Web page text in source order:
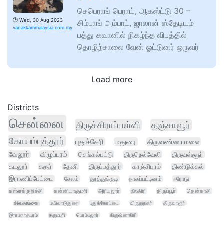
🕑 Wed, 30 Aug 2023
vanakkammalaysia.com.my
செபெராங் பெராய், ஆகஸ்ட்டு 30 –
சிம்பாங் அம்பாட், ஜாலான் ஸ்தேடியம்
பத்து கவானில் நிகழ்ந்த விபத்தில்
தொழிற்சாலை வேன் ஓட்டுனர் ஒருவர்
Load more
Districts
சென்னை திருச்சிராப்பள்ளி
தஞ்சாவூர்
கோயம்புத்தூர்
புதுச்சேரி மதுரை திருவண்ணாமலை
வேலூர் விழுப்புரம் செங்கல்பட்டு திருநெல்வேலி
திருவள்ளூர்
கடலூர்
கரூர் தேனி திருப்பத்தூர் காஞ்சிபுரம்
திண்டுக்கல்
இராணிப்பேட்டை
சேலம் தூத்துக்குடி நாகப்பட்டினம்
ஈரோடு
கள்ளக்குறிச்சி
கன்னியாகுமரி அரியலூர் நீலகிரி திருப்பூர் தென்காசி
சிவகங்கை மயிலாடுதுறை புதுக்கோட்டை விருதுநகர்
திருவாரூர்
இராமநாதபுரம்
தருமபுரி பெரம்பலூர் கிருஷ்ணகிரி